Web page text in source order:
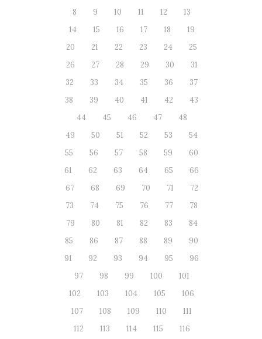
8
9 10 11 12
13
14
15 16 17 18
19
20
21 22 23 24
25
26
27 28 29 30
31
32
33 34 35 36
37
38
39 40 41 42
43
44
45 46 47
48
49
50 51 52 53
54
55
56 57 58 59
60
61
62 63 64 65
66
67
68 69 70 71
72
73
74 75 76 77
78
79
80 81 82 83
84
85
86 87 88 89
90
91
92 93 94 95
96
97
98 99 100
101
102
103 104 105
106
107
108 109 110
111
112
113 114 115
116